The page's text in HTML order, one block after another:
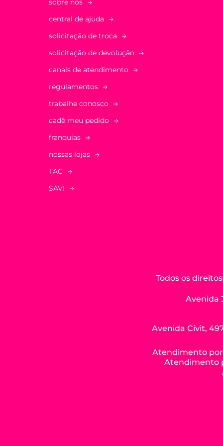
sobre nós
central de ajuda
solicitação de troca
solicitação de devolução
canais de atendimento
regulamentos
trabalhe conosco
cadê meu pedido
franquias
nossas lojas
TAC
SAVI
Todos os
Avenida
Avenida Civit,
Atendimento por
Atendimento